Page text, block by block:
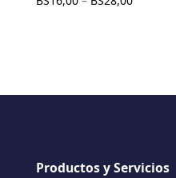
Productos y Servicios